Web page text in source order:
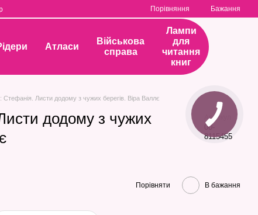
Порівняння Бажання
Атласи
Військова
справа
Лампи
для
читання
книг
Стефанія. Листи додому з чужих берегів. Віра Валлє
додому з чужих
Артикул
00-
8115455
Порівняти В бажання